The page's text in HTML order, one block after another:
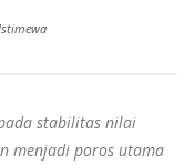
stabilitas nilai
menjadi poros utama